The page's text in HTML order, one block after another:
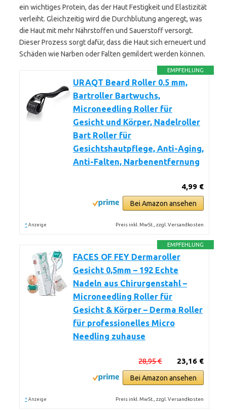
ein wichtiges Protein, das der Haut Festigkeit und Elastizität
verleiht. Gleichzeitig wird die Durchblutung angeregt, was
die Haut mit mehr Nährstoffen und Sauerstoff versorgt.
Dieser Prozess sorgt dafür, dass die Haut sich erneuert und
Schäden wie Narben oder Falten gemildert werden können.
EMPFEHLUNG
URAQT Beard Roller 0.5 mm,
Bartroller Bartwuchs,
Microneedling Roller für
Gesicht und Körper, Nadelroller
Bart Roller für
Gesichtshautpflege, Anti-Aging,
Anti-Falten, Narbenentfernung
4,99 €
Bei Amazon ansehen
* Anzeige Preis inkl. MwSt., zzgl. Versandkosten
EMPFEHLUNG
FACES OF FEY Dermaroller
Gesicht 0,5mm – 192 Echte
Nadeln aus Chirurgenstahl –
Microneedling Roller für
Gesicht & Körper – Derma Roller
für professionelles Micro
Needling zuhause
23,16 €
28,95 €
Bei Amazon ansehen
* Anzeige Preis inkl. MwSt., zzgl. Versandkosten